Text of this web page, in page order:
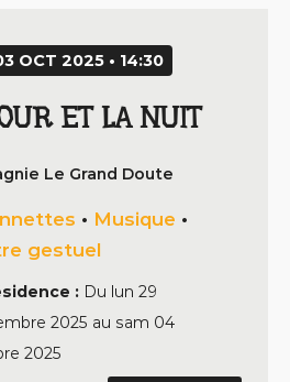
OCT 2025 • 14:30
ET LA NUIT
Le Grand Doute
• Musique •
gestuel
: Du lun 29
2025 au sam 04
2025